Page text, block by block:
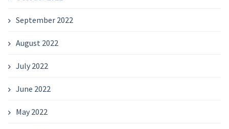
September 2022
August 2022
July 2022
June 2022
May 2022